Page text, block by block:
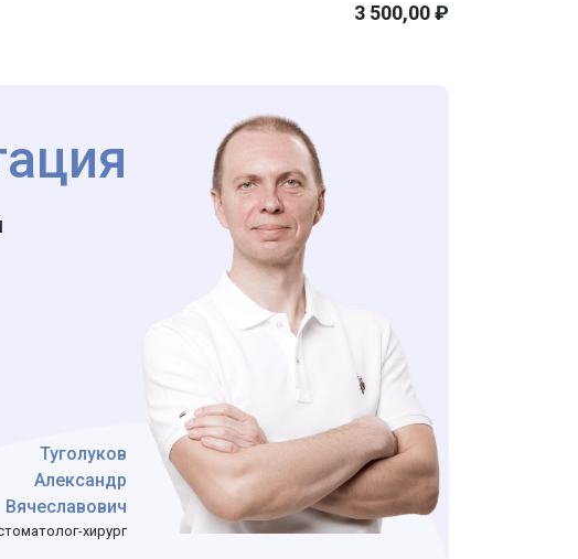
3 500,00 ₽
Туголуков
Александр
Вячеславович
хирург